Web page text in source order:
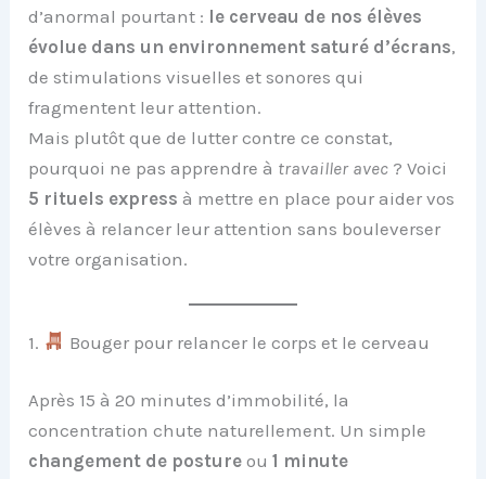
d’anormal pourtant : le cerveau de nos élèves
évolue dans un environnement saturé d’écrans,
de stimulations visuelles et sonores qui
fragmentent leur attention.
Mais plutôt que de lutter contre ce constat,
pourquoi ne pas apprendre à travailler avec ? Voici
5 rituels express à mettre en place pour aider vos
élèves à relancer leur attention sans bouleverser
votre organisation.
1. Bouger pour relancer le corps et le cerveau
Après 15 à 20 minutes d’immobilité, la
concentration chute naturellement. Un simple
changement de posture ou1 minute